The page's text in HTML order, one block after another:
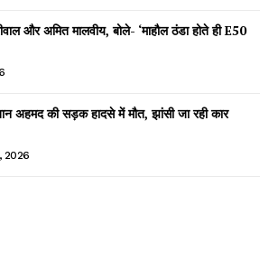
News on AIN
और अमित मालवीय, बोले- ‘माहौल ठंडा होते ही E50
अहमद की सड़क हादसे में मौत, झांसी जा रही कार
2026